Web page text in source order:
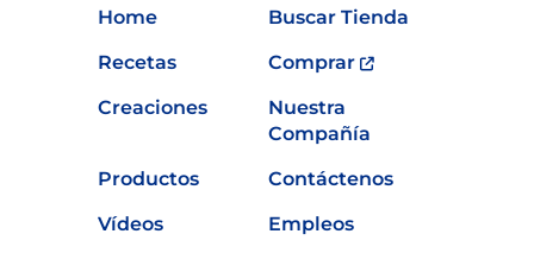
Home
Buscar Tienda
Recetas
Comprar
Creaciones
Nuestra
Compañía
Productos
Contáctenos
Vídeos
Empleos